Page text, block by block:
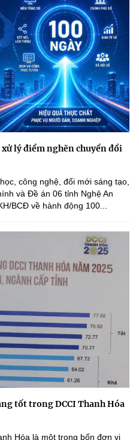
lý điểm nghẽn chuyển đổi
công nghệ, đổi mới sáng tạo,
và Đề án 06 tỉnh Nghệ An
BCĐ về hành động 100...
tốt trong DCCI Thanh Hóa
Hóa là một trong bốn đơn vị